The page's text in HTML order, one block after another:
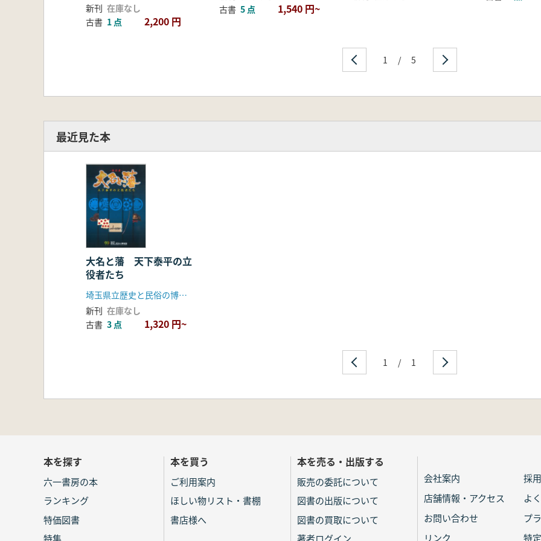
新刊 在庫なし
古書 1 点 2,200 円
古書 5 点 1,540 円~
1 / 5
最近見た本
大名と藩 天下泰平の立
役者たち
埼玉県立歴史と民俗の博物館
新刊 在庫なし
古書 3 点 1,320 円~
1 / 1
本を探す
六一書房の本
ランキング
特価図書
本を買う
ご利用案内
ほしい物リスト・書棚
書店様へ
本を売る・出版する
販売の委託について
図書の出版について
図書の買取について
会社案内
採
店舗情報・アクセス
よ
お問い合わせ
プ
リンク
特